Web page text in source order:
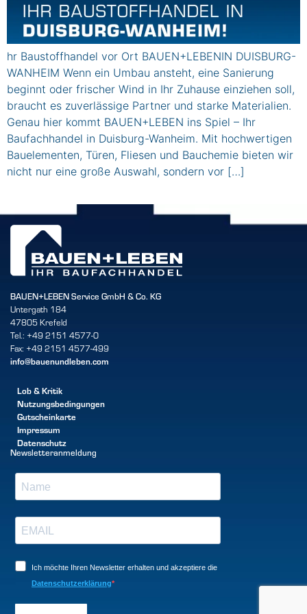
hr Baustoffhandel vor Ort BAUEN+LEBENIN DUISBURG-
WANHEIM Wenn ein Umbau ansteht, eine Sanierung
beginnt oder frischer Wind in Ihr Zuhause einziehen soll,
braucht es zuverlässige Partner und starke Materialien.
Genau hier kommt BAUEN+LEBEN ins Spiel – Ihr
Baufachhandel in Duisburg-Wanheim. Mit hochwertigen
Bauelementen, Türen, Fliesen und Bauchemie bieten wir
nicht nur eine große Auswahl, sondern vor […]
BAUEN+LEBEN Service GmbH & Co. KG
Untergath 184
47805 Krefeld
Tel.: +49 2151 4577-0
Fax: +49 2151 4577-499
info@bauenundleben.com
Lob & Kritik
Nutzungsbedingungen
Gutscheinkarte
Impressum
Datenschutz
Newsletteranmeldung
Ich möchte Ihren Newsletter erhalten und akzeptiere die
Datenschutzerklärung